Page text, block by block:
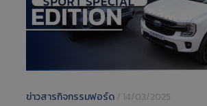
ข่าวสารกิจกรรมฟอร์ด/ 14/03/2025